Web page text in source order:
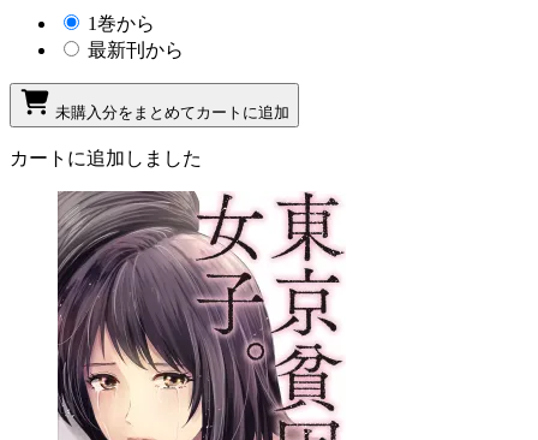
1巻から
最新刊から
未購入分をまとめてカートに追加
カートに追加しました